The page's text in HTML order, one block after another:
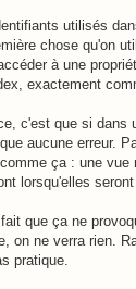
utilisés
chose qu'on
à une
exactement
c'est que si
aucune erreur.
ça : une
lorsqu'elles seront
fait que ça ne
on ne verra rien.
pratique.